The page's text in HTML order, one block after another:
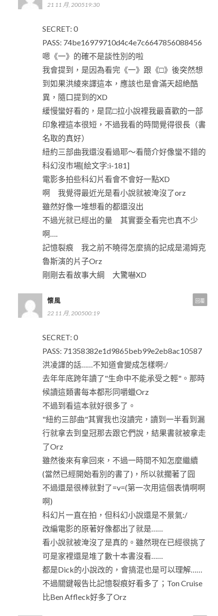
21 11 月, 200519:30
SECRET: 0
PASS: 74be16979710d4c4e7c6647856088456
嗯《一》的確不是談性別的啦
我會提到，是因為看完《一》跟《□》後突然想
到如果洪綾來譯這本，應該也是會滿天超絶酷
異，隨口提到的XD
緩慢蠻好看的，是昆□拉小說裡我最喜歡的一部
印象裡這本很短，不過我看的時間覺得很長（書
名取的真好）
紐約三部曲我還沒看過耶～看簡介好像蠻不錯的
科幻沒市場[絵文字:i-181]
電影多拍些科幻片看會不會好一點XD
啊 我覺得最近光是看小說就被淹沒了orz
雖然好像一堆想看的都還沒出
不過光就已經出的量 其實要全看完也真不少
啊….
記憶裂痕 我之前不曉得怎麼搞的記成是湯姆克
魯斯演的片子Orz
剛剛去看故事大綱 大驚嚇XD
懷風
22 11 月, 200500:19
SECRET: 0
PASS: 71358382e1d9865beb99e2eb8ac10587
洪凌譯的話……不知道會變成怎樣啊:/
去年年底跨年讀了"生命中不能承受之輕"。那時
候讀這類書每本都形同嚼蠟Orz
不過到看這本就好很多了。
"紐約三部曲"其實我也沒讀完，讀到一半看到漏
行就拿去到皇冠那去跟它們說，結果書就被拿走
了Orz
雖然後來有拿回來，不過一時間不知怎麼繼續
(當然已經開始看別的書了)，所以就擱著了囧
不過還是很棒就對了=v=(第一次用這個表情啊啊
啊)
科幻片一直在拍，但科幻小說還是不景氣:/
改編電影的原著好像都出了就是……
看小說就被淹沒了是真的。雖然現在已經很挑了
可是家裡還是堆了數十本書沒看……
都是Dick的小說改的，會搞混也是可以理解……
不過關鍵報告比記憶裂痕好看多了；Ton Cruise
比Ben Affleck好多了Orz
回覆